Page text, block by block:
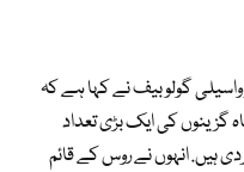
واسیلی گولوبیف نے کہا ہے کہ
گزینوں کی ایک بڑی تعداد
ہیں. انہوں نے روس کے قائم